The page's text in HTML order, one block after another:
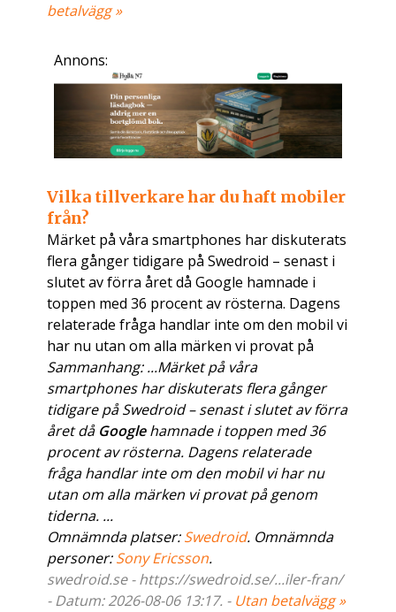
betalvägg »
Annons:
Vilka tillverkare har du haft mobiler
från?
Märket på våra smartphones har diskuterats
flera gånger tidigare på Swedroid – senast i
slutet av förra året då Google hamnade i
toppen med 36 procent av rösterna. Dagens
relaterade fråga handlar inte om den mobil vi
har nu utan om alla märken vi provat på
Sammanhang: ...Märket på våra
smartphones har diskuterats flera gånger
tidigare på Swedroid – senast i slutet av förra
året då Googlehamnade i toppen med 36
procent av rösterna. Dagens relaterade
fråga handlar inte om den mobil vi har nu
utan om alla märken vi provat på genom
tiderna. ...
Omnämnda platser:Swedroid. Omnämnda
personer:Sony Ericsson.
swedroid.se - https://swedroid.se/...iler-fran/
- Datum: 2026-08-06 13:17. - Utan betalvägg »